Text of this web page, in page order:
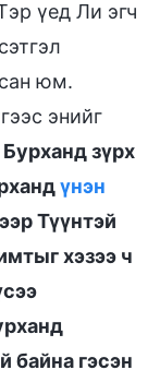
үед Ли эгч
юм.
энийг
зүрх
үнэн
Түүнтэй
хэзээ ч
байна гэсэн